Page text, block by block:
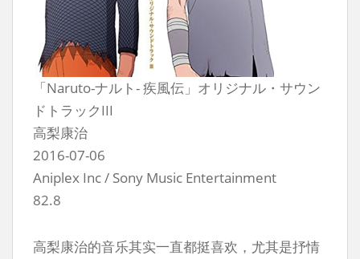
「Naruto-ナルト- 疾風伝」オリジナル・サウン
ドトラックIII
高梨康治
2016-07-06
Aniplex Inc / Sony Music Entertainment
82.8
高梨康治的音乐其实一直都挺喜欢，尤其是抒情